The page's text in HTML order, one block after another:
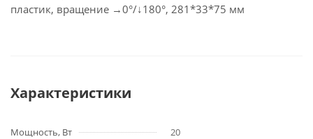
пластик, вращение →0°/↓180°, 281*33*75 мм
Характеристики
Мощность, Вт
20